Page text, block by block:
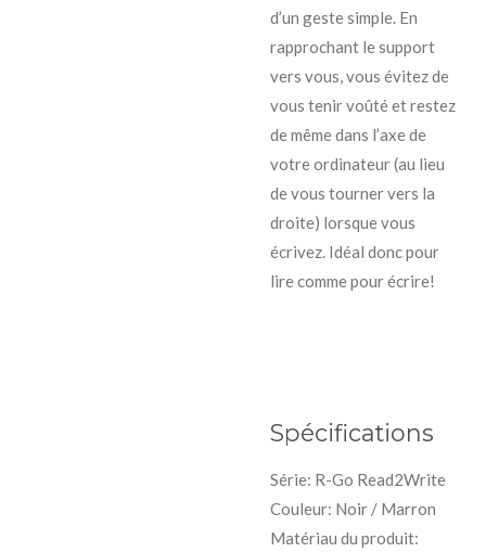
d’un geste simple. En
rapprochant le support
vers vous, vous évitez de
vous tenir voûté et restez
de même dans l’axe de
votre ordinateur (au lieu
de vous tourner vers la
droite) lorsque vous
écrivez. Idéal donc pour
lire comme pour écrire!
Spécifications
Série: R-Go Read2Write
Couleur: Noir / Marron
Matériau du produit: